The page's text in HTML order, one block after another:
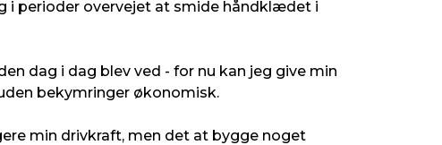
i perioder overvejet at smide håndklædet i
dag i dag blev ved - for nu kan jeg give min
bekymringer økonomisk.
min drivkraft, men det at bygge noget